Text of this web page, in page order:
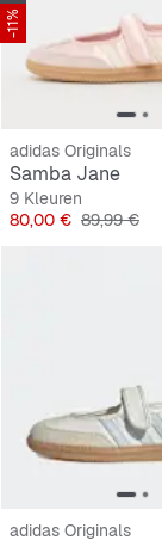
-11%
adidas Originals
Samba Jane
9 Kleuren
Prijs
80,00 € Originele
89,99 €
adidas Originals